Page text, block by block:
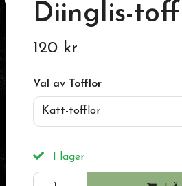
Diinglis-
120 kr
Val av Tofflor
Katt-tofflor
I lager